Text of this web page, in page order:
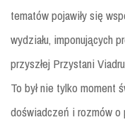
tematów pojawiły się
wydziału, imponujących
przyszłej Przystani
To był nie tylko moment
doświadczeń i rozmów o